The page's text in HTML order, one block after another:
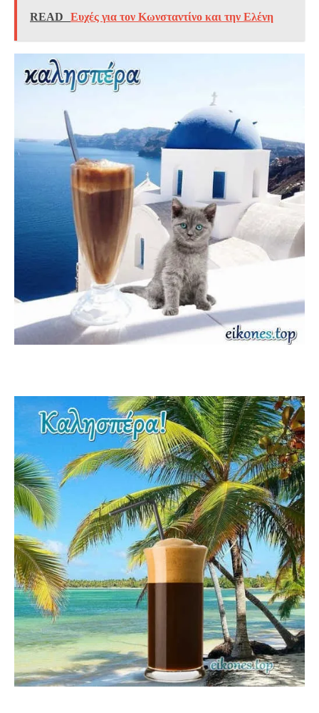
READ Ευχές για τον Κωνσταντίνο και την Ελένη